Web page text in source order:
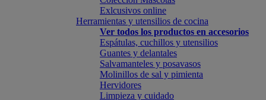
Exlcusivos online
Herramientas y utensilios de cocina
Ver todos los productos en accesorios
Espátulas, cuchillos y utensilios
Guantes y delantales
Salvamanteles y posavasos
Molinillos de sal y pimienta
Hervidores
Limpieza y cuidado